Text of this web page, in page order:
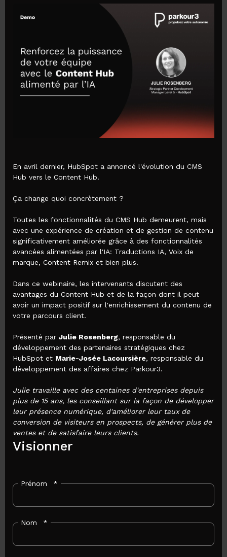
En avril dernier, HubSpot a annoncé l'évolution du CMS
Hub vers le Content Hub.
Ça change quoi concrètement ?
Toutes les fonctionnalités du CMS Hub demeurent, mais
avec une expérience de création et de gestion de contenu
significativement améliorée grâce à des fonctionnalités
avancées alimentées par l'IA: Traductions IA, Voix de
marque, Content Remix et bien plus.
Dans ce webinaire, les intervenants discutent des
avantages du Content Hub et de la façon dont il peut
avoir un impact positif sur l'enrichissement du contenu de
votre parcours client.
Présenté par Julie Rosenberg, responsable du
développement des partenaires stratégiques chez
HubSpot et Marie-Josée Lacoursière, responsable du
développement des affaires chez Parkour3.
Julie travaille avec des centaines d'entreprises depuis
plus de 15 ans, les conseillant sur la façon de développer
leur présence numérique, d'améliorer leur taux de
conversion de visiteurs en prospects, de générer plus de
ventes et de satisfaire leurs clients.
Visionner
Prénom *
Nom *